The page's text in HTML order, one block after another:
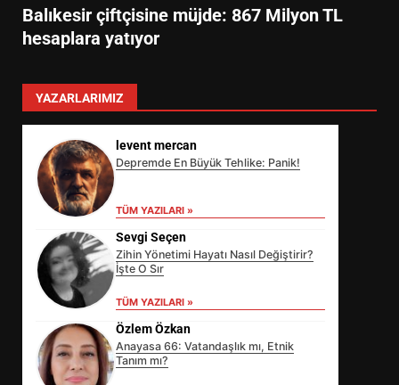
Balıkesir çiftçisine müjde: 867 Milyon TL
hesaplara yatıyor
YAZARLARIMIZ
levent mercan
Depremde En Büyük Tehlike: Panik!
TÜM YAZILARI »
Sevgi Seçen
Zihin Yönetimi Hayatı Nasıl Değiştirir?
İşte O Sır
TÜM YAZILARI »
Özlem Özkan
Anayasa 66: Vatandaşlık mı, Etnik
Tanım mı?